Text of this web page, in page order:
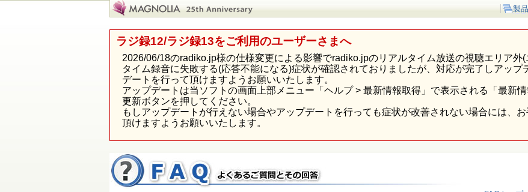
製
ラジ録12/ラジ録13をご利用のユーザーさまへ
2026/06/18のradiko.jp様の仕様変更による影響でradiko.jpのリアルタイム放送の視聴エリア外
タイム録音に失敗する(応答不能になる)症状が確認されておりましたが、対応が完了しアッ
デートを行って頂けますようお願いいたします。
アップデートは当ソフトの画面上部メニュー「ヘルプ > 最新情報取得」で表示される「最新
更新ボタンを押してください。
もしアップデートが行えない場合やアップデートを行っても症状が改善されない場合には、
頂けますようお願いいたします。